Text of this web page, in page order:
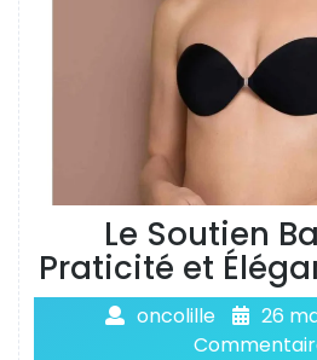
Le Soutien
Praticité et
oncolille 26